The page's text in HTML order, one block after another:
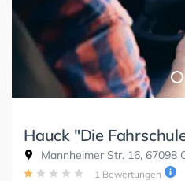
Hauck "Die
Mannheimer Str. 16, 67098
1 Bewertungen